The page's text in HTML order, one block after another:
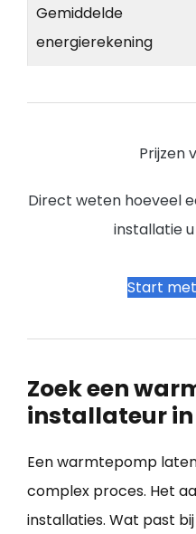
Gemiddelde
energierekening
Prijzen
Direct weten hoeveel
installatie
Start
Zoek een
installateur in
Een warmtepomp
complex proces. Het
installaties. Wat past